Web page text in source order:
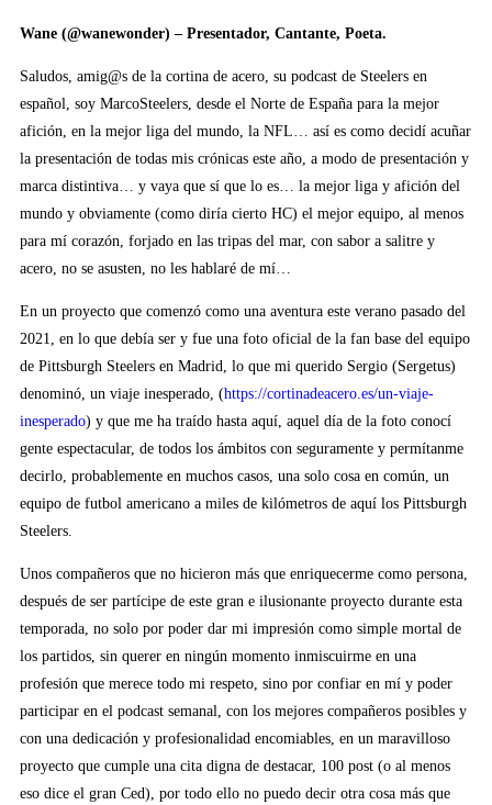
Wane (@wanewonder) – Presentador, Cantante, Poeta.
Saludos, amig@s de la cortina de acero, su podcast de Steelers en
español, soy MarcoSteelers, desde el Norte de España para la mejor
afición, en la mejor liga del mundo, la NFL… así es como decidí acuñar
la presentación de todas mis crónicas este año, a modo de presentación y
marca distintiva… y vaya que sí que lo es… la mejor liga y afición del
mundo y obviamente (como diría cierto HC) el mejor equipo, al menos
para mí corazón, forjado en las tripas del mar, con sabor a salitre y
acero, no se asusten, no les hablaré de mí…
En un proyecto que comenzó como una aventura este verano pasado del
2021, en lo que debía ser y fue una foto oficial de la fan base del equipo
de Pittsburgh Steelers en Madrid, lo que mi querido Sergio (Sergetus)
denominó, un viaje inesperado, (https://cortinadeacero.es/un-viaje-
inesperado) y que me ha traído hasta aquí, aquel día de la foto conocí
gente espectacular, de todos los ámbitos con seguramente y permítanme
decirlo, probablemente en muchos casos, una solo cosa en común, un
equipo de futbol americano a miles de kilómetros de aquí los Pittsburgh
Steelers.
Unos compañeros que no hicieron más que enriquecerme como persona,
después de ser partícipe de este gran e ilusionante proyecto durante esta
temporada, no solo por poder dar mi impresión como simple mortal de
los partidos, sin querer en ningún momento inmiscuirme en una
profesión que merece todo mi respeto, sino por confiar en mí y poder
participar en el podcast semanal, con los mejores compañeros posibles y
con una dedicación y profesionalidad encomiables, en un maravilloso
proyecto que cumple una cita digna de destacar, 100 post (o al menos
eso dice el gran Ced), por todo ello no puedo decir otra cosa más que